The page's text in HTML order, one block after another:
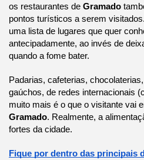
os restaurantes de Gramado
pontos turísticos a serem
uma lista de lugares que quer
antecipadamente, ao invés de
quando a fome bater.
Padarias, cafeterias,
gaúchos, de redes internacionais
Gramado. Realmente, a
fortes da cidade.
Fique por dentro das principais